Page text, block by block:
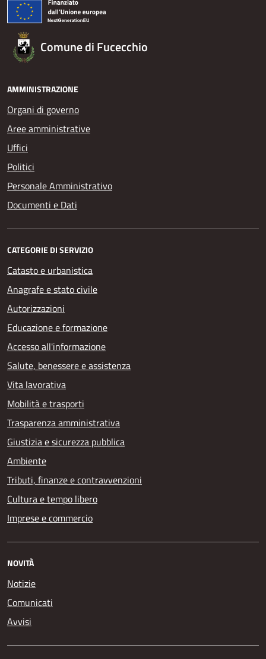
Comune di Fucecchio
AMMINISTRAZIONE
Organi di governo
Aree amministrative
Uffici
Politici
Personale Amministrativo
Documenti e Dati
CATEGORIE DI SERVIZIO
Catasto e urbanistica
Anagrafe e stato civile
Autorizzazioni
Educazione e formazione
Accesso all'informazione
Salute, benessere e assistenza
Vita lavorativa
Mobilità e trasporti
Trasparenza amministrativa
Giustizia e sicurezza pubblica
Ambiente
Tributi, finanze e contravvenzioni
Cultura e tempo libero
Imprese e commercio
NOVITÀ
Notizie
Comunicati
Avvisi